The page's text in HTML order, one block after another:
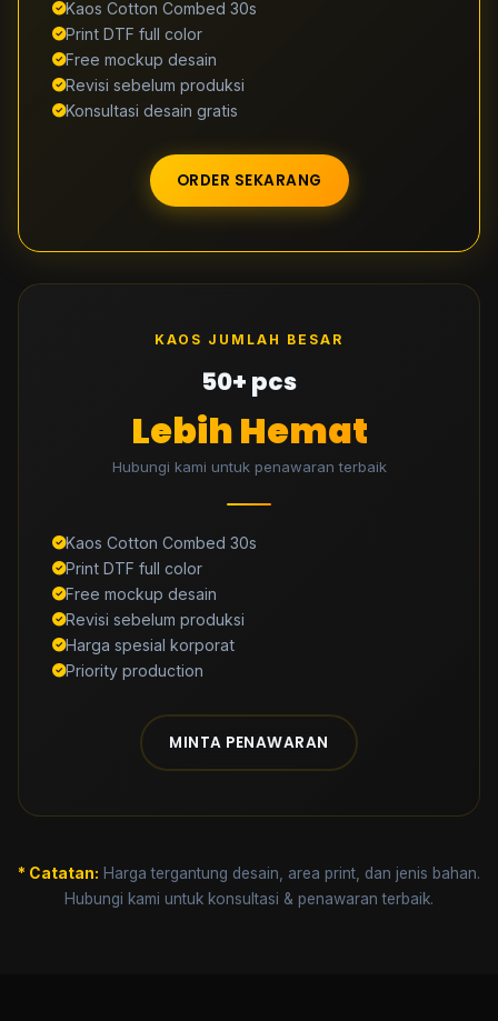
Kaos Cotton Combed 30s
Print DTF full color
Free mockup desain
Revisi sebelum produksi
Konsultasi desain gratis
ORDER SEKARANG
KAOS JUMLAH BESAR
50+ pcs
Lebih Hemat
Hubungi kami untuk penawaran terbaik
Kaos Cotton Combed 30s
Print DTF full color
Free mockup desain
Revisi sebelum produksi
Harga spesial korporat
Priority production
MINTA PENAWARAN
* Catatan: Harga tergantung desain, area print, dan jenis bahan.
Hubungi kami untuk konsultasi & penawaran terbaik.